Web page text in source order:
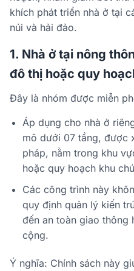
khích phát triển nhà ở tại
núi và hải đảo.
1. Nhà ở tại nông
đô thị hoặc quy
Đây là nhóm được miễn
Áp dụng cho nhà ở
mô dưới 07 tầng, được
pháp, nằm trong khu
hoặc quy hoạch khu
Các công trình này
quy định quản lý kiến
đến an toàn giao thông
cộng.
Ý nghĩa: Chính sách này